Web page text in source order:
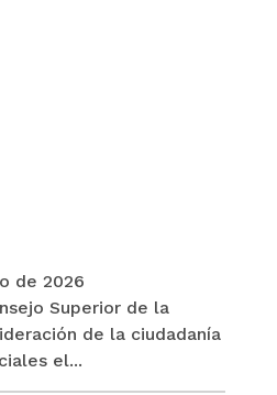
de 2026
Superior de la
de la ciudadanía
el...